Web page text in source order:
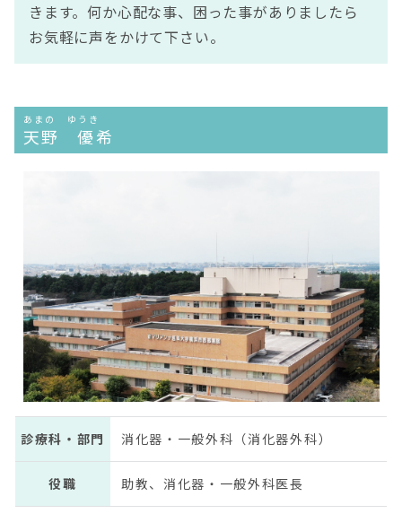
きます。何か心配な事、困った事がありましたら
お気軽に声をかけて下さい。
あまの ゆうき
天野 優希
診療科・部門 消化器・一般外科（消化器外科）
役職 助教、消化器・一般外科医長